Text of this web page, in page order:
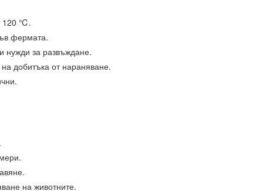
120 ℃.
фермата.
нужди за развъждане.
добитъка от нараняване.
на животните.